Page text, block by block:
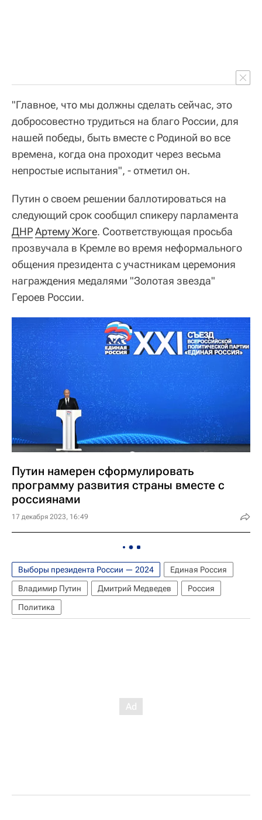
"Главное, что мы должны сделать сейчас, это
добросовестно трудиться на благо России, для
нашей победы, быть вместе с Родиной во все
времена, когда она проходит через весьма
непростые испытания", - отметил он.
Путин о своем решении баллотироваться на
следующий срок сообщил спикеру парламента
ДНРАртему Жоге. Соответствующая просьба
прозвучала в Кремле во время неформального
общения президента с участникам церемония
награждения медалями "Золотая звезда"
Героев России.
Путин намерен сформулировать
программу развития страны вместе с
россиянами
17 декабря 2023, 16:49
Выборы президента России — 2024
Единая Россия
Владимир Путин
Дмитрий Медведев
Россия
Политика